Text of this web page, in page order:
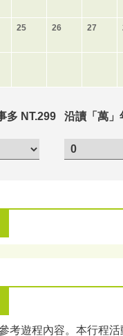
25 26 27
多 NT.299 沿讀「萬」
考遊程內容。本行程